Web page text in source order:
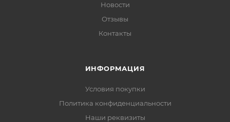
Новости
Отзывы
Контакты
ИНФОРМАЦИЯ
Условия покупки
Политика конфиденциальности
Наши реквизиты